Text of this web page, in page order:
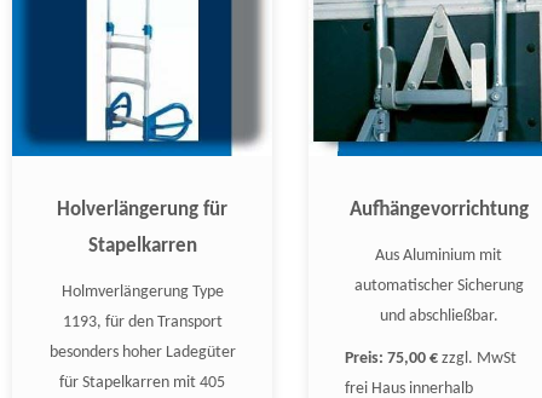
Holverlängerung für
Stapelkarren
Holmverlängerung Type
1193, für den Transport
besonders hoher Ladegüter
für Stapelkarren mit 405
Aufhängevorrichtung
Aus Aluminium mit
automatischer Sicherung
und abschließbar.
Preis: 75,00 € zzgl. MwSt
frei Haus innerhalb